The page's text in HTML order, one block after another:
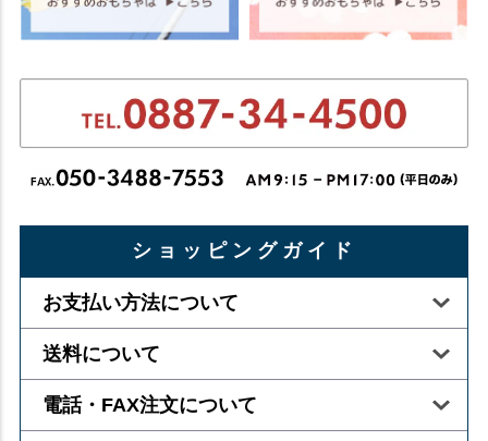
ショッピングガイド
お支払い方法について
送料について
電話・FAX注文について